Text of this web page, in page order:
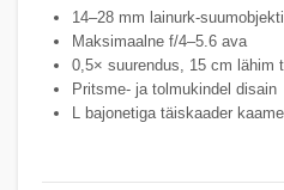
14–28 mm lainurk-
Maksimaalne f/4–5.6 ava
0,5× suurendus, 15 cm lähim
Pritsme- ja tolmukindel disain
L bajonetiga täiskaader